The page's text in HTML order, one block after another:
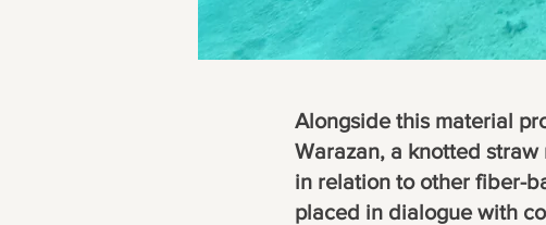
Alongside this material
Warazan, a knotted
in relation to other fiber-
placed in dialogue with